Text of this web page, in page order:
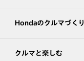
Hondaのクルマづくり
クルマと楽しむ